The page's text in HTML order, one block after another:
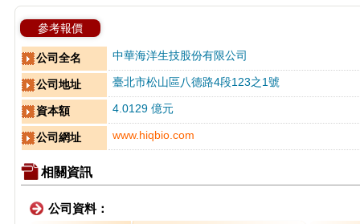
參考報價
公司全名 中華海洋生技股份有限公司
公司地址 臺北市松山區八德路4段123之1號
資本額 4.0129 億元
公司網址 www.hiqbio.com
相關資訊
公司資料：